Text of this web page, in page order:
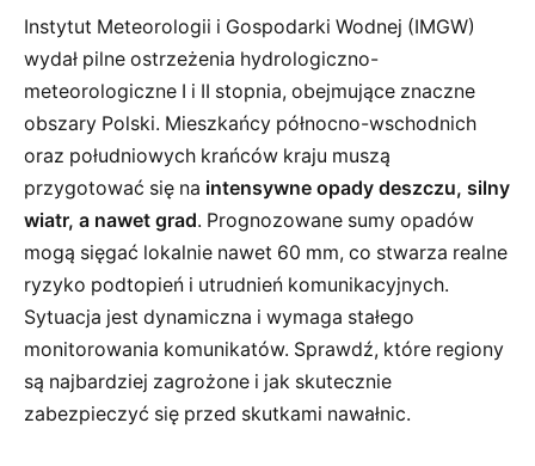
Instytut Meteorologii i Gospodarki Wodnej (IMGW)
wydał pilne ostrzeżenia hydrologiczno-
meteorologiczne I i II stopnia, obejmujące znaczne
obszary Polski. Mieszkańcy północno-wschodnich
oraz południowych krańców kraju muszą
przygotować się na intensywne opady deszczu, silny
wiatr, a nawet grad. Prognozowane sumy opadów
mogą sięgać lokalnie nawet 60 mm, co stwarza realne
ryzyko podtopień i utrudnień komunikacyjnych.
Sytuacja jest dynamiczna i wymaga stałego
monitorowania komunikatów. Sprawdź, które regiony
są najbardziej zagrożone i jak skutecznie
zabezpieczyć się przed skutkami nawałnic.